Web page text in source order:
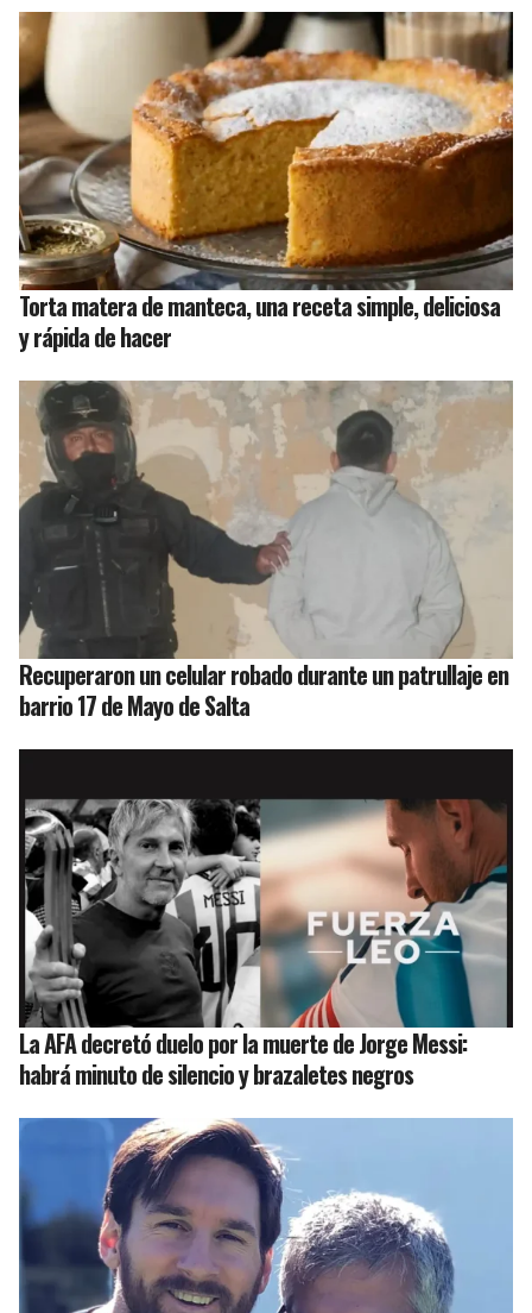
Torta matera de manteca, una receta simple, deliciosa
y rápida de hacer
Recuperaron un celular robado durante un patrullaje en
barrio 17 de Mayo de Salta
La AFA decretó duelo por la muerte de Jorge Messi:
habrá minuto de silencio y brazaletes negros